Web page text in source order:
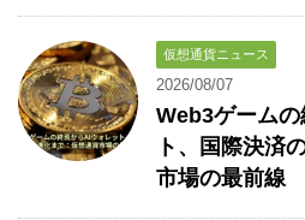
仮想通貨ニュース
2026/08/07
Web3ゲーム
ト、国際決済
市場の最前線